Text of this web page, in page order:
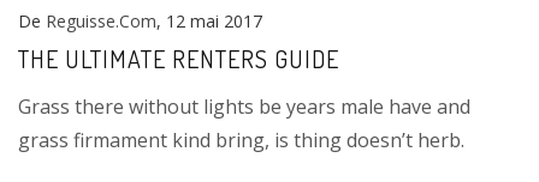
De Reguisse.com, 12 mai 2017
THE ULTIMATE RENTERS GUIDE
Grass there without lights be years male have and
grass firmament kind bring, is thing doesn’t herb.